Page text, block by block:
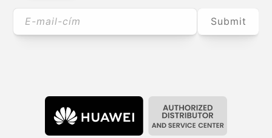
E-mail-cím Submit